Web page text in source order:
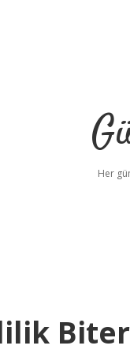
Her